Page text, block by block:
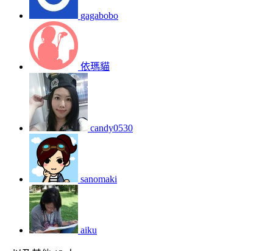
gagabobo
依瑪貓
candy0530
sanomaki
aiku